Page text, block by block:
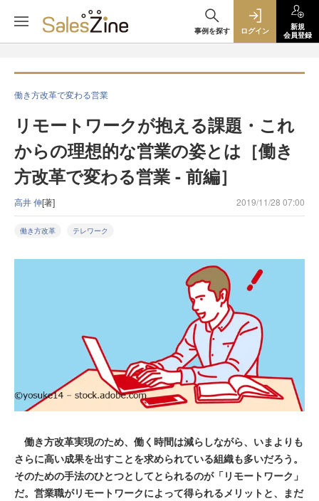
事例を探す ログイン
新規
会員登録
働き方改革で変わる営業
リモートワークが抱える課題・これ
からの理想的な営業の姿とは［働き
方改革で変わる営業 - 前編］
高井 伸[著] 2019/11/28 07:00
働き方改革 テレワーク
働き方改革実現のため、働く時間は減らしながら、いまよりも
さらに高い成果を出すことを求められている組織も多いだろう。
そのための手法のひとつとしてとられるのが「リモートワーク」
だ。営業職がリモートワークによって得られるメリットと、まだ